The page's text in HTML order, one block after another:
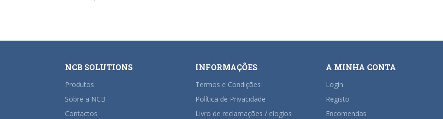
NCB SOLUTIONS
Produtos
Sobre a NCB
Contactos
INFORMAÇÕES
Termos e Condições
Política de Privacidade
Livro de reclamações / elogios
A MINHA CONTA
Login
Registo
Encomendas